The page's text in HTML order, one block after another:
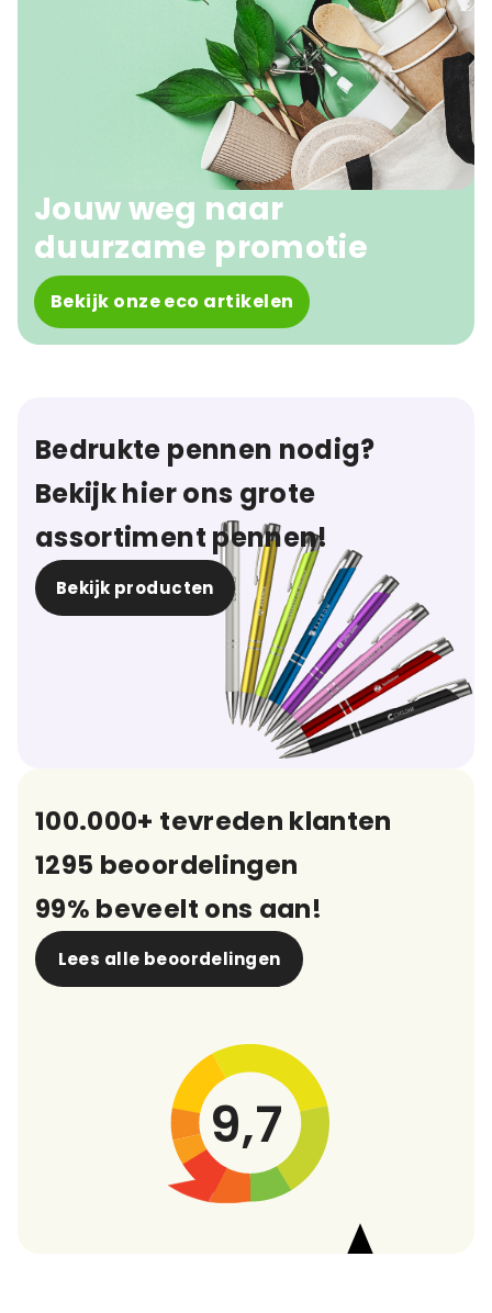
Jouw weg naar
duurzame promotie
Bekijk onze eco artikelen
Bedrukte pennen nodig?
Bekijk hier ons grote
assortiment pennen!
Bekijk producten
100.000+ tevreden klanten
1295 beoordelingen
99% beveelt ons aan!
Lees alle beoordelingen
9,7